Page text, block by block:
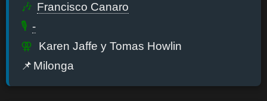
Francisco Canaro
-
Karen Jaffe y Tomas Howlin
Milonga